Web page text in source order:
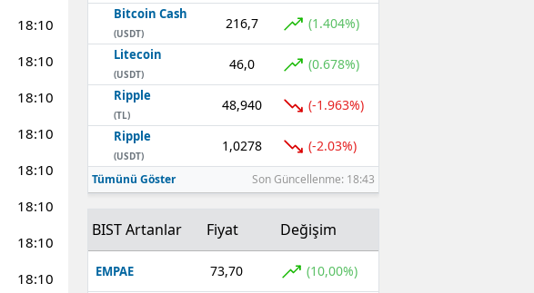
18:10
18:10
18:10
18:10
18:10
18:10
18:10
18:10
Bitcoin Cash
(USDT)
216,7 (1.404%)
Litecoin
(USDT)
46,0 (0.678%)
Ripple
(TL)
48,940 (-1.963%)
Ripple
(USDT)
1,0278 (-2.03%)
Tümünü Göster Son Güncellenme: 18:43
BIST Artanlar Fiyat Değişim
EMPAE 73,70 (10,00%)